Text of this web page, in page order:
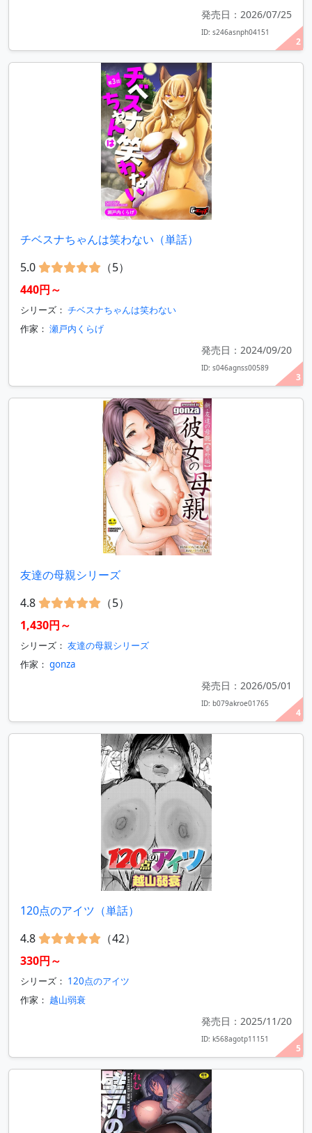
2
発売日：2026/07/25
ID: s246asnph04151
3
チベスナちゃんは笑わない（単話）
5.0
（5）
440円～
シリーズ： チベスナちゃんは笑わない
作家： 瀬戸内くらげ
発売日：2024/09/20
ID: s046agnss00589
4
友達の母親シリーズ
4.8
（5）
1,430円～
シリーズ： 友達の母親シリーズ
作家： gonza
発売日：2026/05/01
ID: b079akroe01765
5
120点のアイツ（単話）
4.8
（42）
330円～
シリーズ： 120点のアイツ
作家： 越山弱衰
発売日：2025/11/20
ID: k568agotp11151